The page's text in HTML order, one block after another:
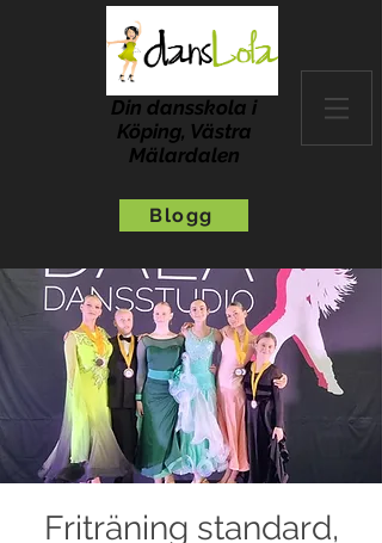
Din dansskola i
Köping, Västra
Mälardalen
Blogg
Friträning standard,